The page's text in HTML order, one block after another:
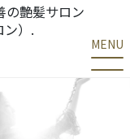
の艶髪サロン
ン）.
MENU